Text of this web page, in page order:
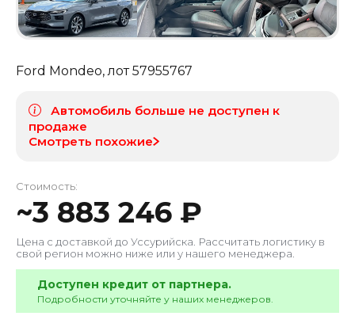
Ford Mondeo, лот57955767
Автомобиль больше не доступен к
продаже
Смотреть похожие
Стоимость:
~3 883 246 ₽
Цена с доставкой до Уссурийска . Рассчитать логистику в
свой регион можно ниже или у нашего менеджера.
Доступен кредит от партнера.
Подробности уточняйте у наших менеджеров.